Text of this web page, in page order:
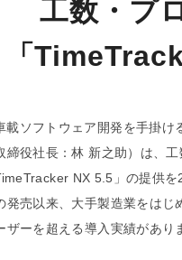
工数・プ
「
載ソフトウェア開発を手掛け
締役社長：林 新之助）は、
NX 5.5」の提供
発売以来、大手製造業をは
ザーを超える導入実績があり